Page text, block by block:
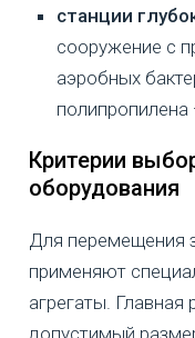
станции
сооружение с
аэробных
Критерии
оборудования
Для перемещения
применяют
агрегаты.